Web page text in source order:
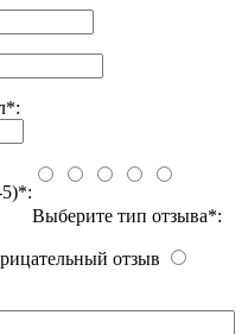
5)*:
Выберите тип отзыва*:
отзыв